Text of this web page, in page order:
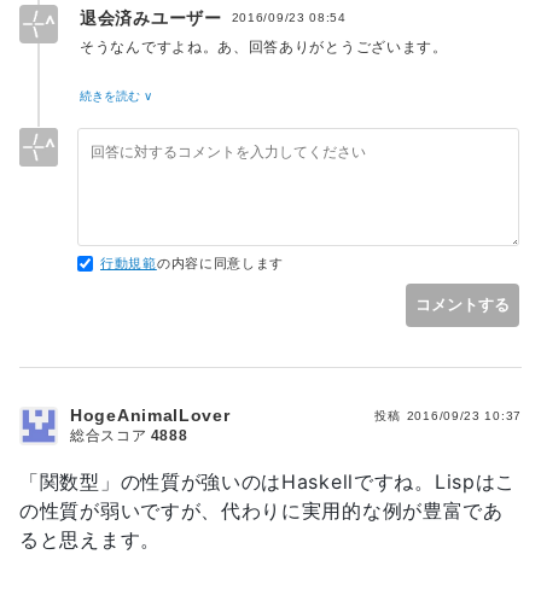
退会済みユーザー 2016/09/23 08:54
そうなんですよね。あ、回答ありがとうございます。
最初は、Scalaを勉強しようと思っていたのですが、調べてい
か、よくわからなくて…。それで、質問させて頂きました。
続きを読む ∨
行動規範の内容に同意します
コメントする
「関数型」の性質が強いのはHaskellですね。Lispはこ
の性質が弱いですが、代わりに実用的な例が豊富であ
ると思えます。
投稿 2016/09/23 10:37
HogeAnimalLover
総合スコア 4888